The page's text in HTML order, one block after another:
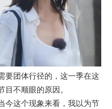
要团体行径的，这一季在这
目不顺眼的原因。
今这个现象来看，我以为节